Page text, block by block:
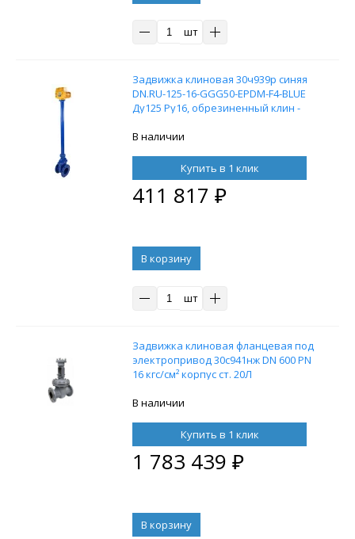
шт
Задвижка клиновая 30ч939р синяя
DN.RU-125-16-GGG50-EPDM-F4-BLUE
Ду125 Ру16, обрезиненный клин -
(ОСТ тип А, Б) L=1000 и
В наличии
Купить в 1 клик
411 817 ₽
В корзину
шт
Задвижка клиновая фланцевая под
электропривод 30с941нж DN 600 PN
16 кгс/см² корпус ст. 20Л
В наличии
Купить в 1 клик
1 783 439 ₽
В корзину